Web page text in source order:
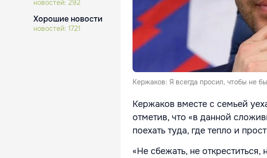
новостей: 292
Хорошие новости
новостей: 1721
Кержаков: Я всегда просил, чтобы не
Кержаков вместе с семьей
отметив, что «в данной
поехать туда, где тепло и
«Не сбежать, не